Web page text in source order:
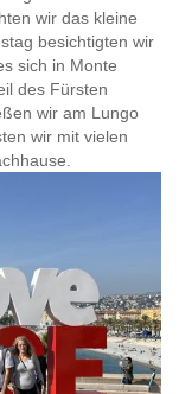
wir das kleine
besichtigten wir
sich in Monte
des Fürsten
wir am Lungo
wir mit vielen